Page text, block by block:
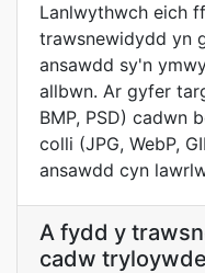
Lanlwythwch eich
trawsnewidydd yn
ansawdd sy'n
allbwn. Ar gyfer
BMP, PSD) cadwn
colli (JPG, WebP,
ansawdd cyn
A fydd y
cadw